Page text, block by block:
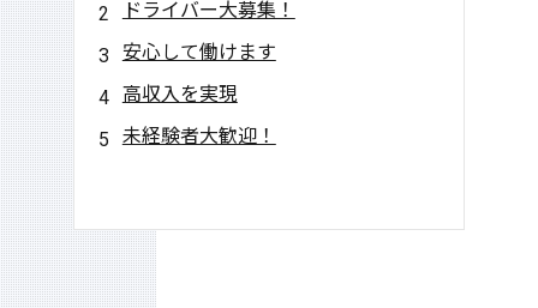
ドライバー大募集！
安心して働けます
高収入を実現
未経験者大歓迎！